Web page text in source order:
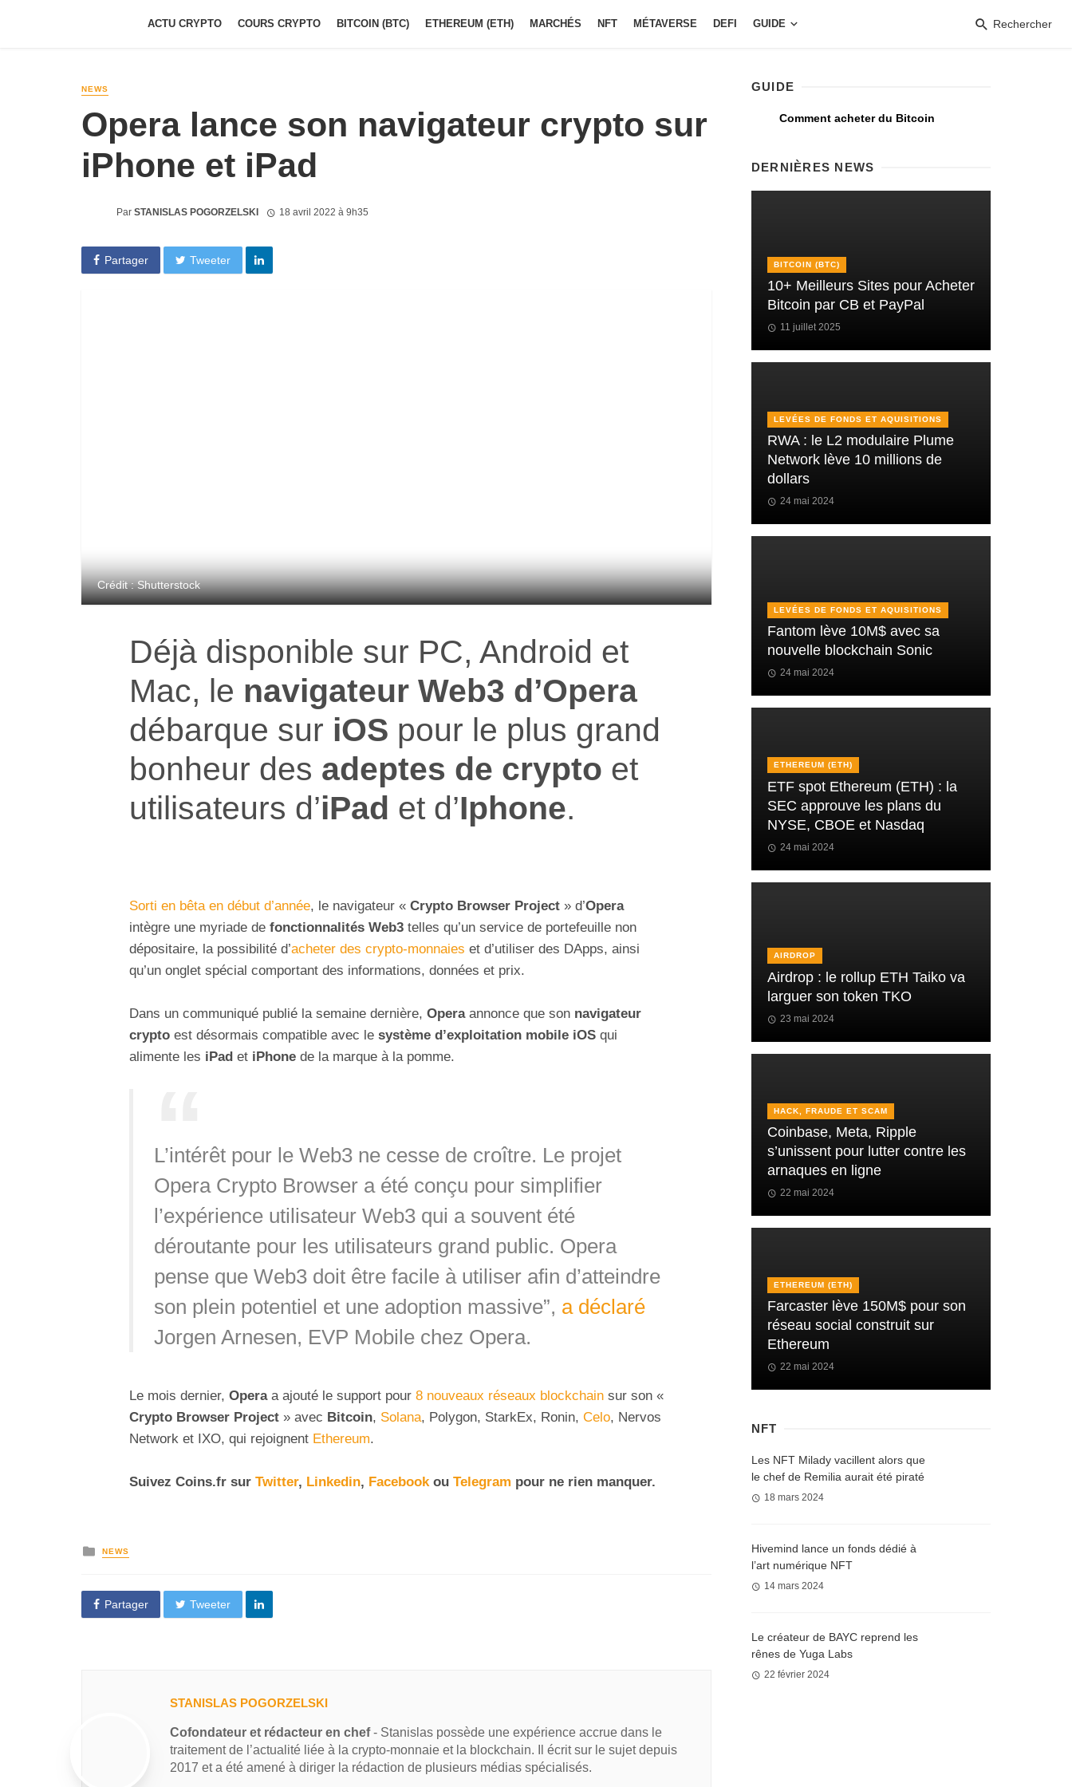
ACTU CRYPTO COURS CRYPTO BITCOIN (BTC) ETHEREUM (ETH) MARCHÉS NFT MÉTAVERSE DEFI GUIDE Rechercher
NEWS
Opera lance son navigateur crypto sur
iPhone et iPad
Par STANISLAS POGORZELSKI 18 avril 2022 à 9h35
Partager Tweeter
Crédit : Shutterstock
Déjà disponible sur PC, Android et
Mac, le navigateur Web3 d’Opera
débarque sur iOS pour le plus grand
bonheur des adeptes de crypto et
utilisateurs d’iPad et d’Iphone.
Sorti en bêta en début d’année, le navigateur « Crypto Browser Project » d’Opera
intègre une myriade de fonctionnalités Web3 telles qu’un service de portefeuille non
dépositaire, la possibilité d’acheter des crypto-monnaies et d’utiliser des DApps, ainsi
qu’un onglet spécial comportant des informations, données et prix.
Dans un communiqué publié la semaine dernière, Operaannonce que son navigateur
crypto est désormais compatible avec le système d’exploitation mobile iOS qui
alimente les iPad et iPhone de la marque à la pomme.
L’intérêt pour le Web3 ne cesse de croître. Le projet
Opera Crypto Browser a été conçu pour simplifier
l’expérience utilisateur Web3 qui a souvent été
déroutante pour les utilisateurs grand public. Opera
pense que Web3 doit être facile à utiliser afin d’atteindre
son plein potentiel et une adoption massive”, a déclaré
Jorgen Arnesen, EVP Mobile chez Opera.
Le mois dernier, Operaa ajouté le support pour 8 nouveaux réseaux blockchain sur son «
Crypto Browser Project » avec Bitcoin, Solana, Polygon, StarkEx, Ronin, Celo, Nervos
Network et IXO, qui rejoignent Ethereum.
Suivez Coins.fr sur Twitter, Linkedin, Facebookou Telegram pour ne rien manquer.
NEWS
Partager Tweeter
STANISLAS POGORZELSKI
Cofondateur et rédacteur en chef- Stanislas possède une expérience accrue dans le
traitement de l’actualité liée à la crypto-monnaie et la blockchain. Il écrit sur le sujet depuis
2017 et a été amené à diriger la rédaction de plusieurs médias spécialisés.
GUIDE
Comment acheter du Bitcoin
DERNIÈRES NEWS
BITCOIN (BTC)
10+ Meilleurs Sites pour Acheter
Bitcoin par CB et PayPal
11 juillet 2025
LEVÉES DE FONDS ET AQUISITIONS
RWA : le L2 modulaire Plume
Network lève 10 millions de
dollars
24 mai 2024
LEVÉES DE FONDS ET AQUISITIONS
Fantom lève 10M$ avec sa
nouvelle blockchain Sonic
24 mai 2024
ETHEREUM (ETH)
ETF spot Ethereum (ETH) : la
SEC approuve les plans du
NYSE, CBOE et Nasdaq
24 mai 2024
AIRDROP
Airdrop : le rollup ETH Taiko va
larguer son token TKO
23 mai 2024
HACK, FRAUDE ET SCAM
Coinbase, Meta, Ripple
s’unissent pour lutter contre les
arnaques en ligne
22 mai 2024
ETHEREUM (ETH)
Farcaster lève 150M$ pour son
réseau social construit sur
Ethereum
22 mai 2024
NFT
Les NFT Milady vacillent alors que
le chef de Remilia aurait été piraté
18 mars 2024
Hivemind lance un fonds dédié à
l’art numérique NFT
14 mars 2024
Le créateur de BAYC reprend les
rênes de Yuga Labs
22 février 2024